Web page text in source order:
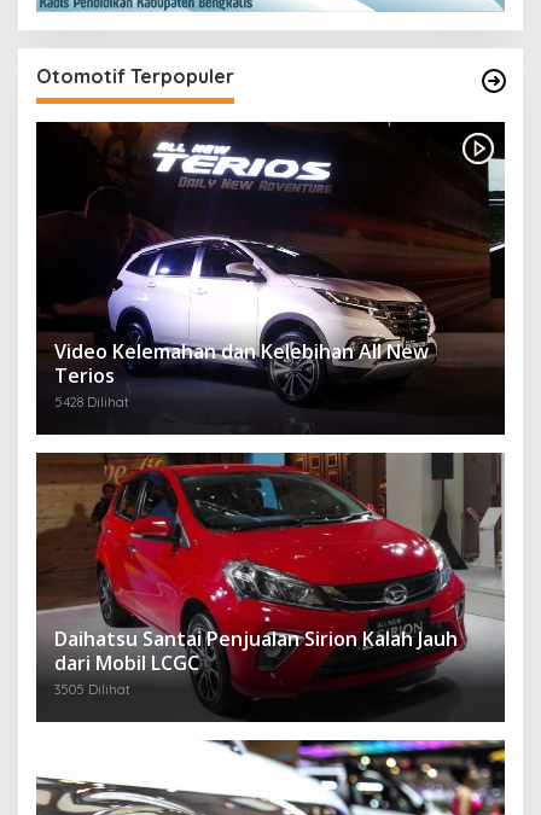
Otomotif Terpopuler
Video Kelemahan dan Kelebihan All New
Terios
5428 Dilihat
Daihatsu Santai Penjualan Sirion Kalah Jauh
dari Mobil LCGC
3505 Dilihat